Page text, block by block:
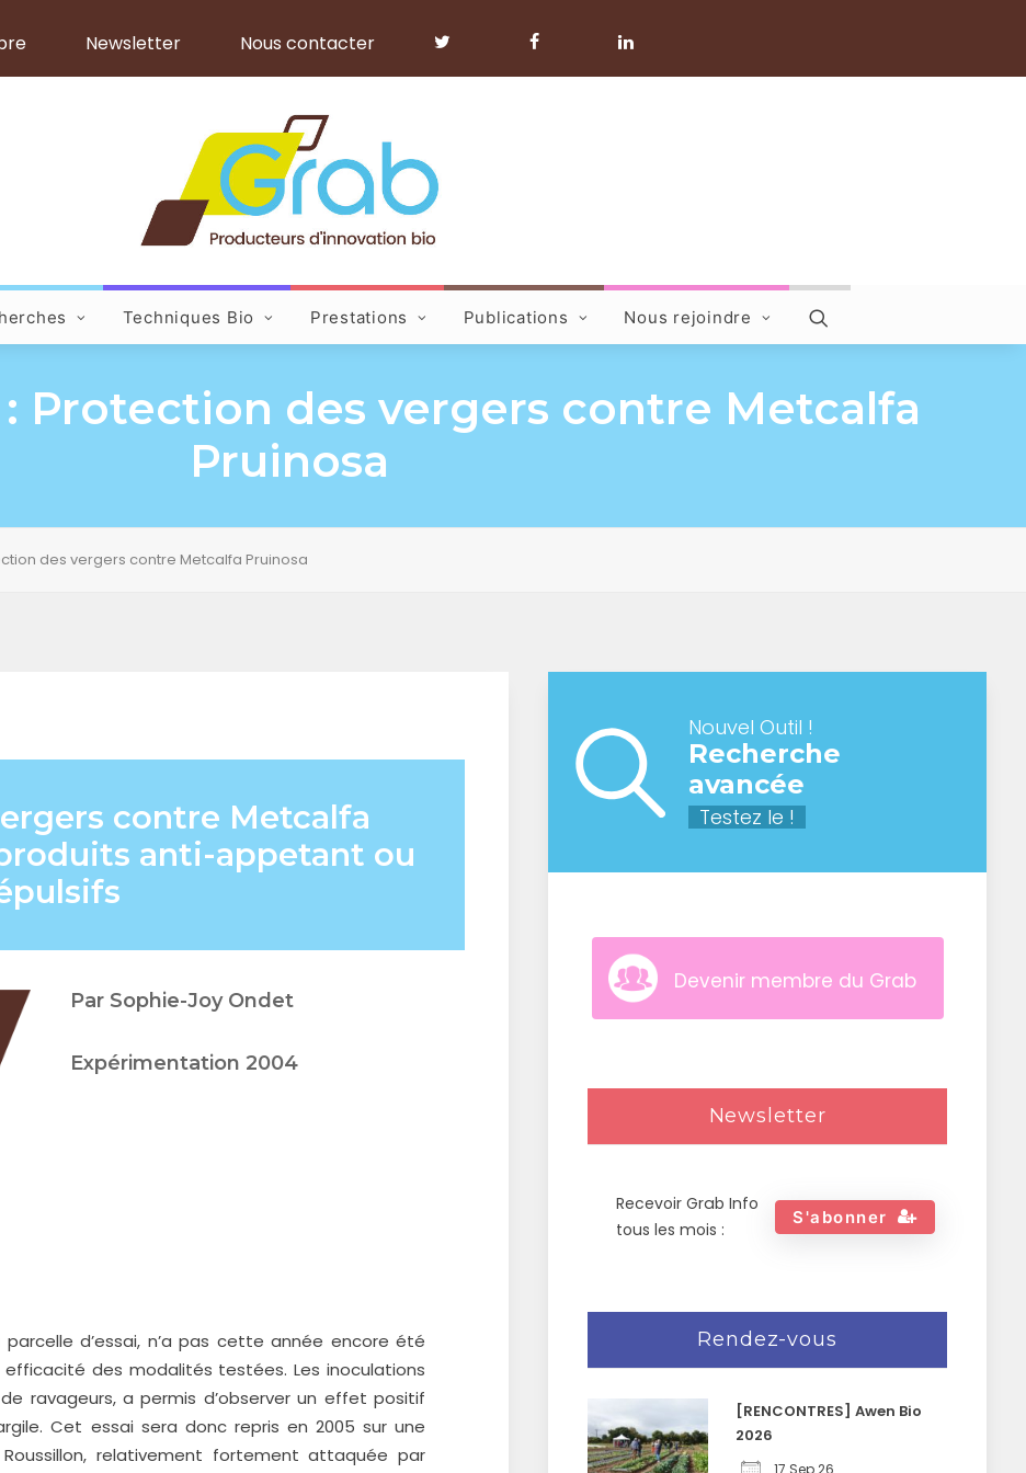
Newsletter Nous contacter
Techniques Bio Prestations Publications Nous rejoindre
Protection des vergers contre Metcalfa
Pruinosa
des vergers contre Metcalfa Pruinosa
contre Metcalfa
anti-appetant ou
Par Sophie-Joy Ondet
Expérimentation 2004
d’essai, n’a pas cette année encore été
des modalités testées. Les inoculations
ravageurs, a permis d’observer un effet positif
Cet essai sera donc repris en 2005 sur une
relativement fortement attaquée par
Nouvel Outil !
Recherche
avancée
Testez le !
Devenir membre du Grab
Newsletter
Recevoir Grab Info
tous les mois :
S'abonner
Rendez-vous
[RENCONTRES] Awen Bio
2026
17 Sep 26